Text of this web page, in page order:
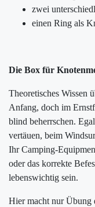
zwei
einen Ring als
Die Box für
Theoretisches Wissen
Anfang, doch im
blind beherrschen.
vertäuen, beim
Ihr Camping-
oder das korrekte
lebenswichtig sein.
Hier macht nur Übung